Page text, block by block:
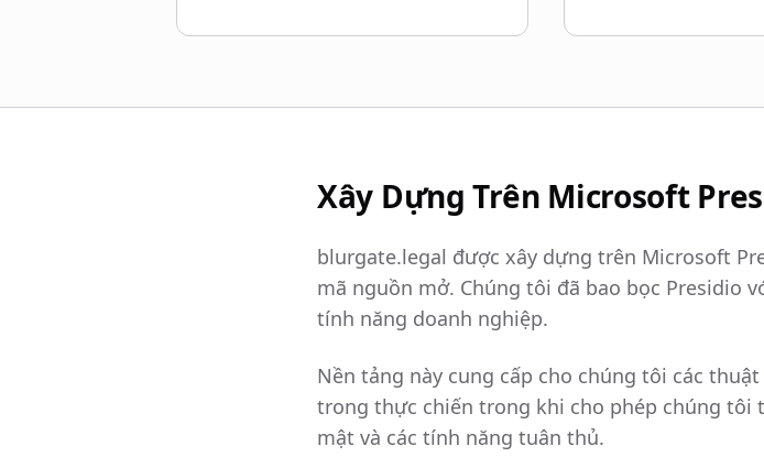
Xây Dựng Trên Microsoft
blurgate.legal được xây dựng trên Microsoft
mã nguồn mở. Chúng tôi đã bao bọc Presidio
tính năng doanh nghiệp.
Nền tảng này cung cấp cho chúng tôi các
trong thực chiến trong khi cho phép chúng
mật và các tính năng tuân thủ.